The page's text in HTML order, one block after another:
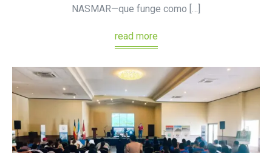
NASMAR—que funge como […]
read more